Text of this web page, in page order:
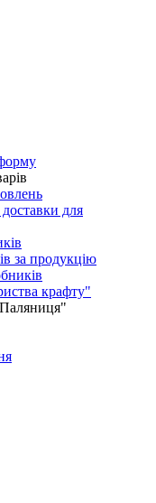
для
за продукцію
крафту"